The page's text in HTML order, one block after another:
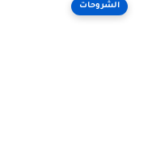
الشروحات